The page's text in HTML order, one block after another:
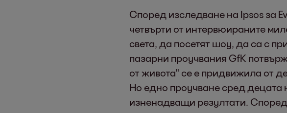
Според изследване на Ipsos за
четвърти от интервюираните
света, да посетят шоу, да са с
пазарни проучвания GfK
от живота" се е придвижила от
Но едно проучване сред децата
изненадващи резултати. Според